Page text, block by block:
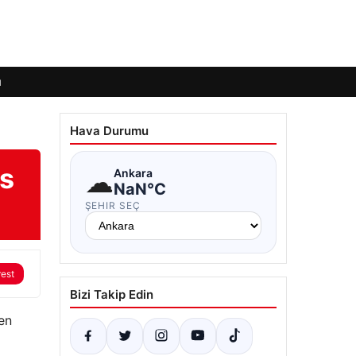
Hava Durumu
☁Ankara
NaN°C
ŞEHIR SEÇ
Bizi Takip Edin